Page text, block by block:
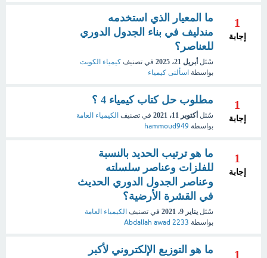
1
إجابة
ما المعيار الذي استخدمه
مندليف في بناء الجدول الدوري
للعناصر؟
سُئل أبريل 21، 2025 في تصنيف كيمياء الكويت
بواسطة اسألنى كيمياء
1
إجابة
مطلوب حل كتاب كيمياء 4 ؟
سُئل أكتوبر 11، 2021 في تصنيف الكيمياء العامة
بواسطة hammoud949
1
إجابة
ما هو ترتيب الحديد بالنسبة
للفلزات وعناصر سلسلته
وعناصر الجدول الدوري الحديث
في القشرة الأرضية؟
سُئل يناير 9، 2021 في تصنيف الكيمياء العامة
بواسطة Abdallah awad 2233
1
ما هو التوزيع الإلكتروني لأكبر